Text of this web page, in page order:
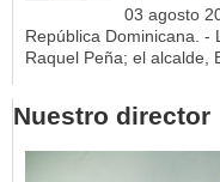
03 agosto
República Dominicana. -
Raquel Peña; el alcalde,
Nuestro director